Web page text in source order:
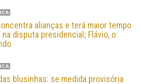
alianças e terá maior tempo
na disputa presidencial; Flávio, o
blusinhas: se medida provisória